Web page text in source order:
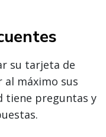
su tarjeta de
máximo sus
tiene preguntas y